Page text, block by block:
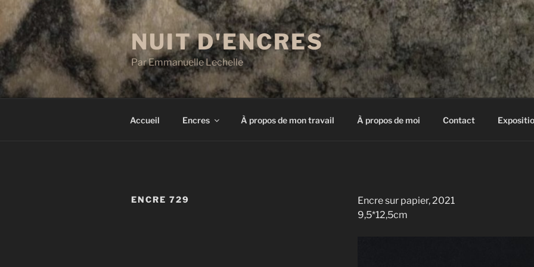
contenu
principal
NUIT D'ENCRES
Par Emmanuelle Lechelle
Accueil Encres À propos de mon travail À propos de moi Contact
ENCRE 729
Encre sur papier, 2021
9,5*12,5cm